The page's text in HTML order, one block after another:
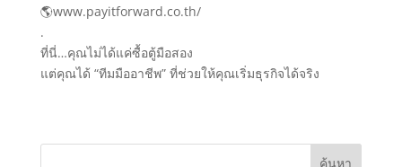
🌎www.payitforward.co.th/
.
ที่นี่…คุณไม่ได้แค่ซื้อตู้มือสอง
แต่คุณได้ “ทีมมืออาชีพ” ที่ช่วยให้คุณเริ่มธุรกิจได้จริง
ค้นหา